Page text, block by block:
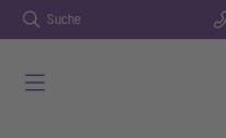
Suche